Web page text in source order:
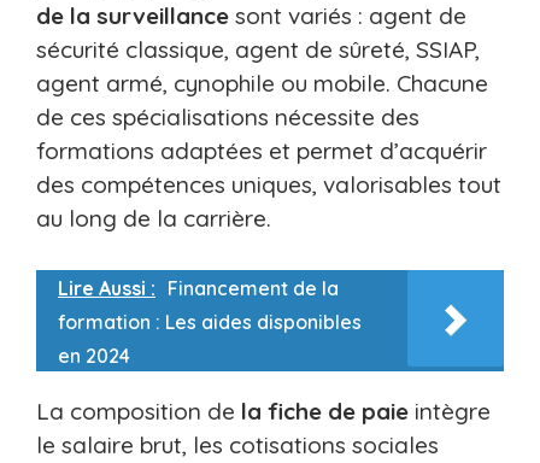
de la surveillance sont variés : agent de
sécurité classique, agent de sûreté, SSIAP,
agent armé, cynophile ou mobile. Chacune
de ces spécialisations nécessite des
formations adaptées et permet d’acquérir
des compétences uniques, valorisables tout
au long de la carrière.
Lire Aussi : Financement de la
formation : Les aides disponibles
en 2024
La composition de la fiche de paie intègre
le salaire brut, les cotisations sociales